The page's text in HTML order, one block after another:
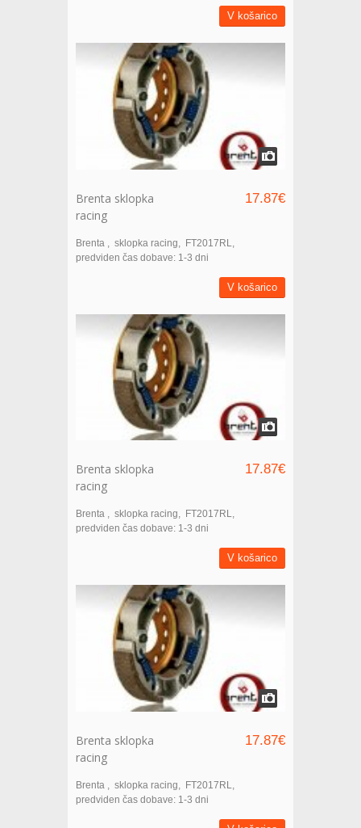
V košarico
Brenta sklopka
racing
17.87€
Brenta sklopka racing
FT2017RL
predviden čas dobave: 1-3 dni
V košarico
Brenta sklopka
racing
17.87€
Brenta sklopka racing
FT2017RL
predviden čas dobave: 1-3 dni
V košarico
Brenta sklopka
racing
17.87€
Brenta sklopka racing
FT2017RL
predviden čas dobave: 1-3 dni